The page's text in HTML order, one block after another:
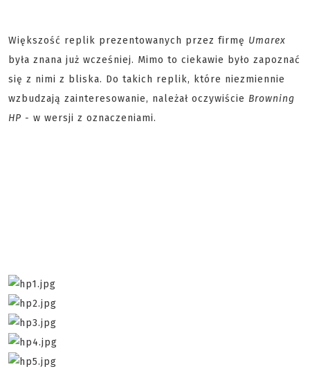
Większość replik prezentowanych przez firmę Umarex
była znana już wcześniej. Mimo to ciekawie było zapoznać
się z nimi z bliska. Do takich replik, które niezmiennie
wzbudzają zainteresowanie, należał oczywiście Browning
HP - w wersji z oznaczeniami.